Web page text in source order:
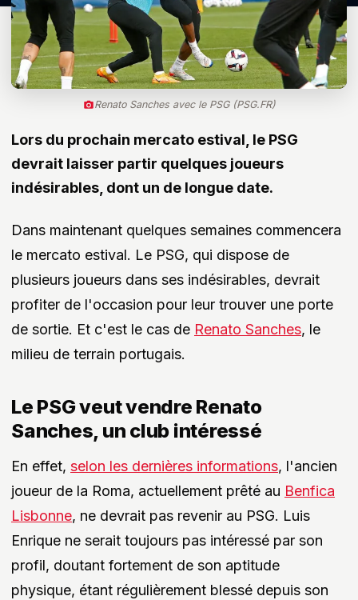
Renato Sanches avec le PSG (PSG.FR)
Lors du prochain mercato estival, le PSG
devrait laisser partir quelques joueurs
indésirables, dont un de longue date.
Dans maintenant quelques semaines commencera
le mercato estival. Le PSG, qui dispose de
plusieurs joueurs dans ses indésirables, devrait
profiter de l'occasion pour leur trouver une porte
de sortie. Et c'est le cas de Renato Sanches, le
milieu de terrain portugais.
Le PSG veut vendre Renato
Sanches, un club intéressé
En effet, selon les dernières informations, l'ancien
joueur de la Roma, actuellement prêté au Benfica
Lisbonne, ne devrait pas revenir au PSG. Luis
Enrique ne serait toujours pas intéressé par son
profil, doutant fortement de son aptitude
physique, étant régulièrement blessé depuis son